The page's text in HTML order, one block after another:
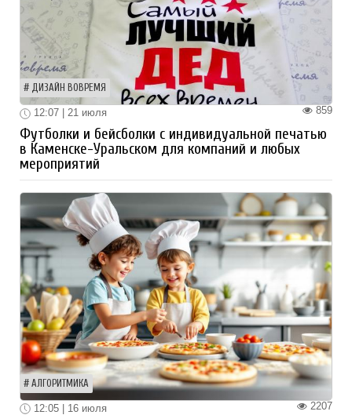
ДИЗАЙН ВОВРЕМЯ
859
12:07 | 21 июля
Футболки и бейсболки с индивидуальной печатью
в Каменске-Уральском для компаний и любых
мероприятий
АЛГОРИТМИКА
2207
12:05 | 16 июля